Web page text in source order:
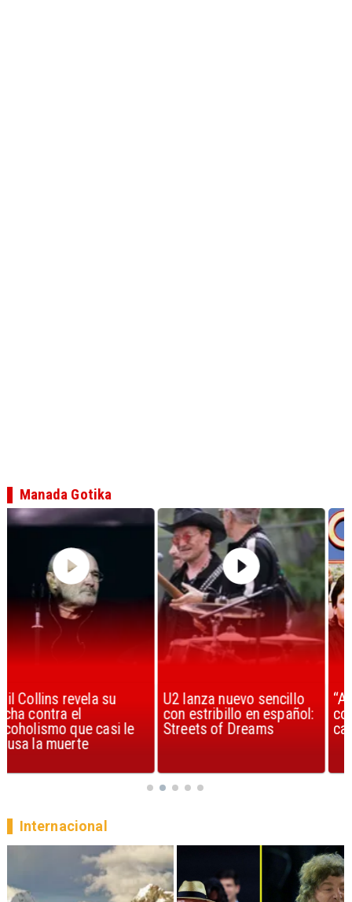
U2 lanza nuevo sencillo
con estribillo en español:
Streets of Dreams
“Africa” de Toto es
considerada la mejor
canción, según la ciencia
Manada Gotika
Internacional